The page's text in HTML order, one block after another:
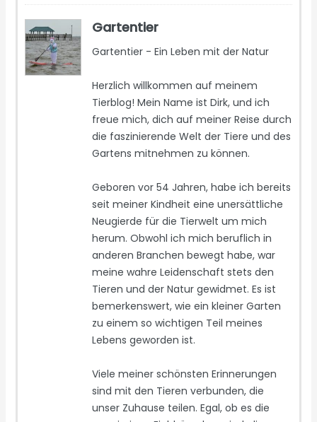
Gartentier
Gartentier - Ein Leben mit der Natur
Herzlich willkommen auf meinem
Tierblog! Mein Name ist Dirk, und ich
freue mich, dich auf meiner Reise durch
die faszinierende Welt der Tiere und des
Gartens mitnehmen zu können.
Geboren vor 54 Jahren, habe ich bereits
seit meiner Kindheit eine unersättliche
Neugierde für die Tierwelt um mich
herum. Obwohl ich mich beruflich in
anderen Branchen bewegt habe, war
meine wahre Leidenschaft stets den
Tieren und der Natur gewidmet. Es ist
bemerkenswert, wie ein kleiner Garten
zu einem so wichtigen Teil meines
Lebens geworden ist.
Viele meiner schönsten Erinnerungen
sind mit den Tieren verbunden, die
unser Zuhause teilen. Egal, ob es die